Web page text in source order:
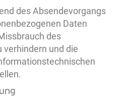
des Absendevorgangs
Daten
des
und die